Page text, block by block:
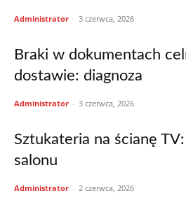
Administrator - 3 czerwca, 2026
Braki w dokumentach
dostawie: diagnoza
Administrator - 3 czerwca, 2026
Sztukateria na ścianę
salonu
Administrator - 2 czerwca, 2026